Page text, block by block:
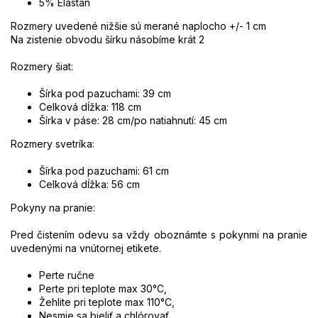
5% Elastán
Rozmery uvedené nižšie sú merané naplocho +/- 1 cm
Na zistenie obvodu šírku násobíme krát 2
Rozmery šiat:
Šírka pod pazuchami: 39 cm
Celková dĺžka: 118 cm
Šírka v páse: 28 cm/po natiahnutí: 45 cm
Rozmery svetríka:
Šírka pod pazuchami: 61 cm
Celková dĺžka: 56 cm
Pokyny na pranie:
Pred čistením odevu sa vždy oboznámte s pokynmi na pranie
uvedenými na vnútornej etikete.
Perte ručne
Perte pri teplote max 30°C,
Žehlite pri teplote max 110°C,